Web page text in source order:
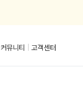
커뮤니티 | 고객센터